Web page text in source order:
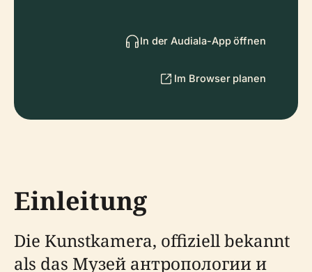
In der Audiala-App öffnen
Im Browser planen
Einleitung
Die Kunstkamera, offiziell bekannt
als das Музей антропологии и